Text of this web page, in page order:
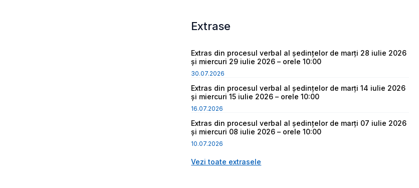
Extrase
Extras din procesul verbal al ședințelor de marți 28 iulie 2026
și miercuri 29 iulie 2026 – orele 10:00
30.07.2026
Extras din procesul verbal al ședințelor de marți 14 iulie 2026
și miercuri 15 iulie 2026 – orele 10:00
16.07.2026
Extras din procesul verbal al ședințelor de marți 07 iulie 2026
și miercuri 08 iulie 2026 – orele 10:00
10.07.2026
Vezi toate extrasele